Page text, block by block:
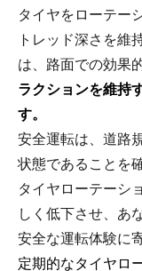
タイヤをローテー
トレッド深さを維
は、路面での効果
ラクションを維持
す。
安全運転は、道路
状態であることを
タイヤローテーシ
しく低下させ、あ
安全な運転体験に
定期的なタイヤロ